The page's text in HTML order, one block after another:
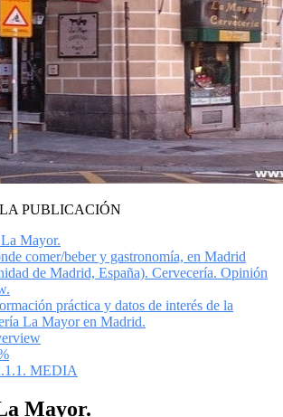
PUBLICACIÓN
Mayor.
comer/beber y gastronomía, en Madrid
de Madrid, España). Cervecería. Opinión
práctica y datos de interés de la
La Mayor en Madrid.
MEDIA
Mayor.